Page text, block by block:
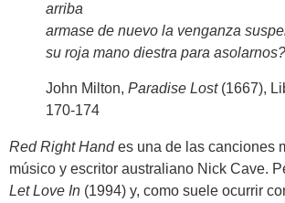
arriba
armase de nuevo la venganza
su roja mano diestra para asolarnos?
John Milton, Paradise Lost(1667),
170-174
Red Right Handes una de las canciones
músico y escritor australiano Nick Cave.
Let Love In (1994) y, como suele ocurrir